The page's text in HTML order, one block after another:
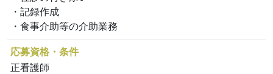
・記録作成
・食事介助等の介助業務
応募資格・条件
正看護師